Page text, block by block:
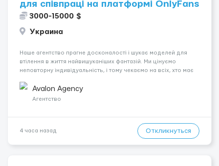
для співпраці на платформі OnlyFans
3000-15000 $
Украина
Наше агентство прагне досконалості і шукає моделей для
втілення в життя найвишуканіших фантазій. Ми цінуємо
неповторну індивідуальність, і тому чекаємо на всіх, хто має
немає обмежень, ми відкриті для різноманітних типажів. Ваше
Avalon Agency
Агентство
4 часа назад Откликнуться